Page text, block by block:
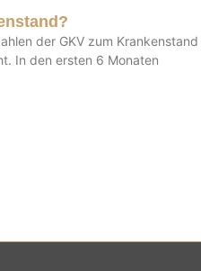
der GKV zum Krankenstand
In den ersten 6 Monaten